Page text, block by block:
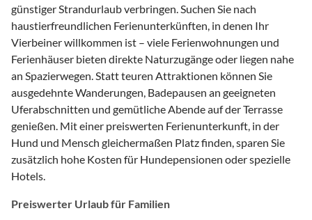
günstiger Strandurlaub verbringen. Suchen Sie nach
haustierfreundlichen Ferienunterkünften, in denen Ihr
Vierbeiner willkommen ist – viele Ferienwohnungen und
Ferienhäuser bieten direkte Naturzugänge oder liegen nahe
an Spazierwegen. Statt teuren Attraktionen können Sie
ausgedehnte Wanderungen, Badepausen an geeigneten
Uferabschnitten und gemütliche Abende auf der Terrasse
genießen. Mit einer preiswerten Ferienunterkunft, in der
Hund und Mensch gleichermaßen Platz finden, sparen Sie
zusätzlich hohe Kosten für Hundepensionen oder spezielle
Hotels.
Preiswerter Urlaub für Familien